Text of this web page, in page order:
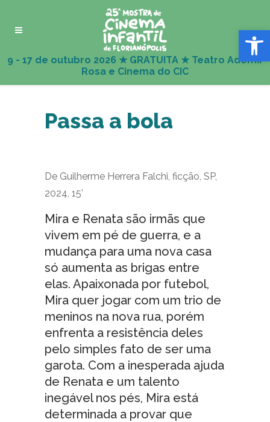
Abrir
Passa a bola
De Guilherme Herrera Falchi, ficção, SP,
2024, 15’
Mira e Renata são irmãs que
vivem em pé de guerra, e a
mudança para uma nova casa
só aumenta as brigas entre
elas. Apaixonada por futebol,
Mira quer jogar com um trio de
meninos na nova rua, porém
enfrenta a resistência deles
pelo simples fato de ser uma
garota. Com a inesperada ajuda
de Renata e um talento
inegável nos pés, Mira está
determinada a provar que